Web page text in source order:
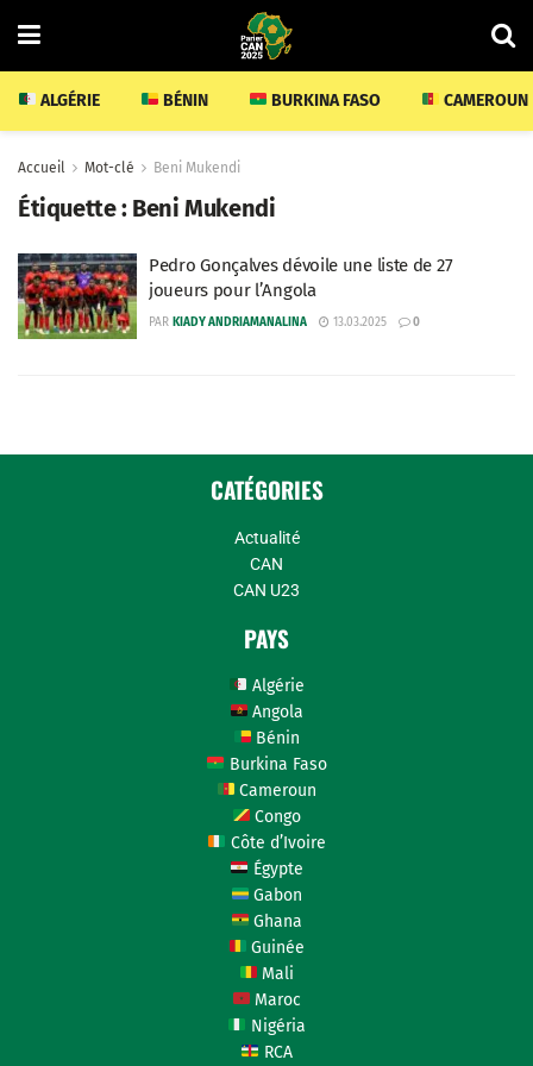
ALGÉRIE BÉNIN BURKINA FASO CAMEROUN
Accueil Mot-clé Beni Mukendi
Étiquette : Beni Mukendi
Pedro Gonçalves dévoile une liste de 27
joueurs pour l’Angola
PAR KIADY ANDRIAMANALINA 13.03.2025 0
CATÉGORIES
Actualité
CAN
CAN U23
PAYS
Algérie
Angola
Bénin
Burkina Faso
Cameroun
Congo
Côte d’Ivoire
Égypte
Gabon
Ghana
Guinée
Mali
Maroc
Nigéria
RCA